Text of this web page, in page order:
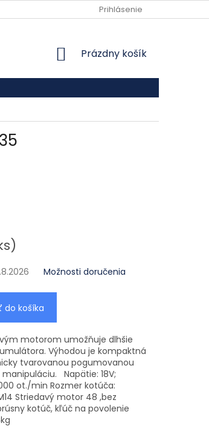
OBCHODNÉ PODMIENKY PODMIENKY
Prihlásenie
NÁKUPNÝ KOŠÍK
Prázdny košík
Možnosti doručenia
do košíka
motorom umožňuje dlhšie
Výhodou je kompaktná
tvarovanou pogumovanou
Napätie: 18V;
ot./min Rozmer kotúča:
Striedavý motor 48 ,bez
kotúč, kľúč na povolenie